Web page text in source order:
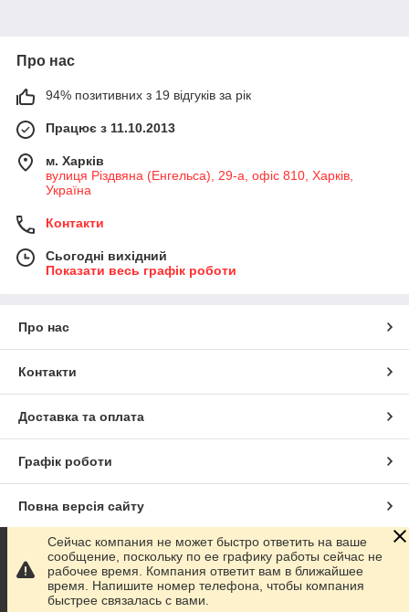
Про нас
94% позитивних з 19 відгуків за рік
Працює з 11.10.2013
м. Харків
вулиця Різдвяна (Енгельса), 29-а, офіс 810, Харків,
Україна
Контакти
Сьогодні вихідний
Показати весь графік роботи
Про нас
Контакти
Доставка та оплата
Графік роботи
Повна версія сайту
Сайт створено на маркетплейсіProm.ua
Політика конфіденційності
Сейчас компания не может быстро ответить на ваше
сообщение, поскольку по ее графику работы сейчас не
рабочее время. Компания ответит вам в ближайшее
время. Напишите номер телефона, чтобы компания
быстрее связалась с вами.